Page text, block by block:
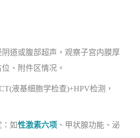
或腹部超声，观察子宫内膜厚
、附件区情况。
液基细胞学检查)+HPV检测，
如性激素六项 、甲状腺功能、泌